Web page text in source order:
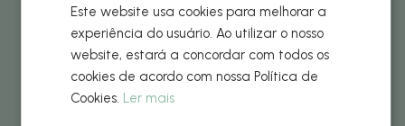
Como adiciono os
designs para cada
produto?
Este website usa cookies para melhorar a
experiência do usuário. Ao utilizar o nosso
website, estará a concordar com todos os
cookies de acordo com nossa Política de
Cookies. Ler mais